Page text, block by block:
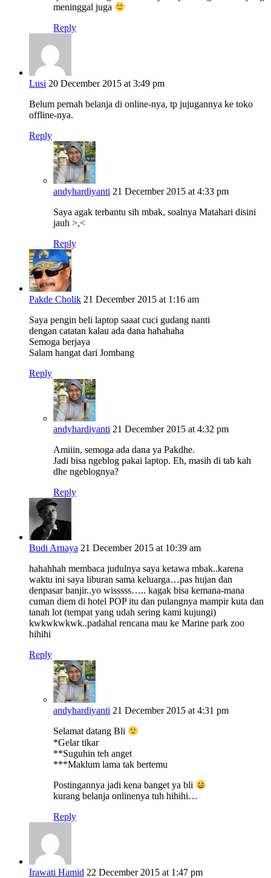
meninggal juga
Reply
Lusi 20 December 2015 at 3:49 pm
Belum pernah belanja di online-nya, tp jujugannya ke toko
offline-nya.
Reply
andyhardiyanti 21 December 2015 at 4:33 pm
Saya agak terbantu sih mbak, soalnya Matahari disini
jauh >,<
Reply
Pakde Cholik 21 December 2015 at 1:16 am
Saya pengin beli laptop saaat cuci gudang nanti
dengan catatan kalau ada dana hahahaha
Semoga berjaya
Salam hangat dari Jombang
Reply
andyhardiyanti 21 December 2015 at 4:32 pm
Amiiin, semoga ada dana ya Pakdhe.
Jadi bisa ngeblog pakai laptop. Eh, masih di tab kah
dhe ngeblognya?
Reply
Budi Arnaya 21 December 2015 at 10:39 am
hahahhah membaca judulnya saya ketawa mbak..karena
waktu ini saya liburan sama keluarga…pas hujan dan
denpasar banjir..yo wisssss….. kagak bisa kemana-mana
cuman diem di hotel POP itu dan pulangnya mampir kuta dan
tanah lot (tempat yang udah sering kami kujungi)
kwkwkwkwk..padahal rencana mau ke Marine park zoo
hihihi
Reply
andyhardiyanti 21 December 2015 at 4:31 pm
Selamat datang Bli
*Gelar tikar
**Suguhin teh anget
***Maklum lama tak bertemu
Postingannya jadi kena banget ya bli
kurang belanja onlinenya tuh hihihi…
Reply
Irawati Hamid 22 December 2015 at 1:47 pm